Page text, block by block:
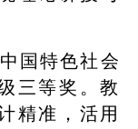
国特色社会
三等奖。教
精准，活用